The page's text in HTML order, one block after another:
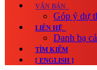
VĂN BẢN
Góp ý dự
LIÊN HỆ
Danh bạ
TÌM KIẾM
[ ENGLISH ]